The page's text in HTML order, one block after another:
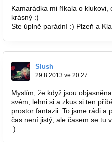
Kamarádka mi říkala o
krásný :)
Ste úplně parádní :) Plzeň a
Slush
29.8.2013 ve 20:27
Myslím, že když jsou
svém, lehni si a zkus si ten
prostor fantazii. To jsme rádi a
čas není jistý, ale časem se tu
:)